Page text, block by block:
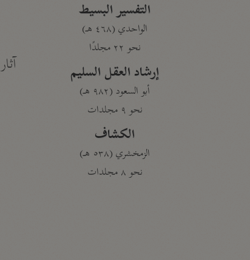
التفسير البسيط
الواحدي (٤٦٨ هـ)
نحو ٢٢ مجلدًا
إرشاد العقل السليم
أبو السعود (٩٨٢ هـ)
نحو ٩ مجلدات
الكشاف
الزمخشري (٥٣٨ هـ)
نحو ٨ مجلدات
آثار